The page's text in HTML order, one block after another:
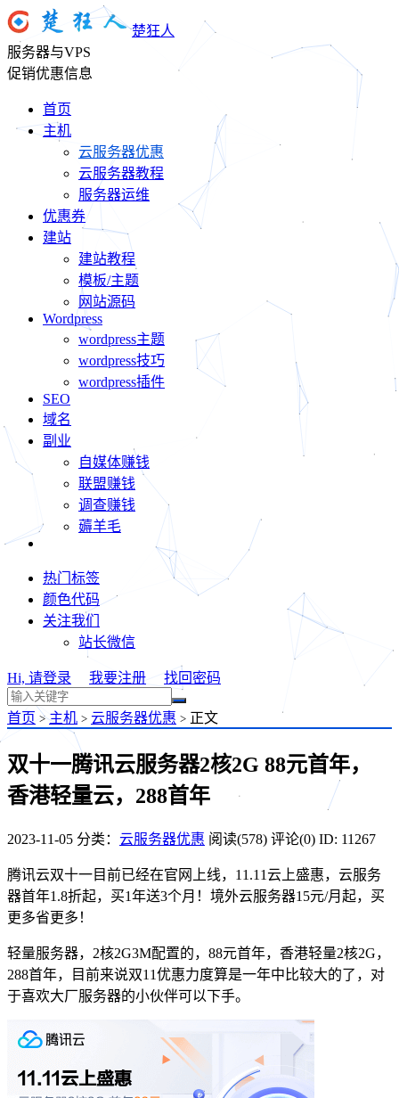
楚狂人
服务器与VPS
促销优惠信息
首页
主机
云服务器优惠
云服务器教程
服务器运维
优惠券
建站
建站教程
模板/主题
网站源码
Wordpress
wordpress主题
wordpress技巧
wordpress插件
SEO
域名
副业
自媒体赚钱
联盟赚钱
调查赚钱
薅羊毛
热门标签
颜色代码
关注我们
站长微信
Hi, 请登录 我要注册 找回密码
首页 > 主机 > 云服务器优惠 > 正文
双十一腾讯云服务器2核2G 88元首年，
香港轻量云，288首年
2023-11-05 分类： 云服务器优惠 阅读(578) 评论(0) ID: 11267
腾讯云双十一目前已经在官网上线，11.11云上盛惠，云服务
器首年1.8折起，买1年送3个月！境外云服务器15元/月起，买
更多省更多！
轻量服务器，2核2G3M配置的，88元首年，香港轻量2核2G，
288首年，目前来说双11优惠力度算是一年中比较大的了，对
于喜欢大厂服务器的小伙伴可以下手。